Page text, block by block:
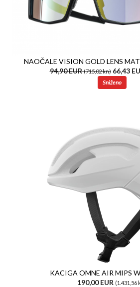
NAOČALE VISION GOLD LENS
94,90 EUR(715,02 kn)66,43
Sniženo
KACIGA OMNE AIR MIPS
190,00 EUR (1.431,56